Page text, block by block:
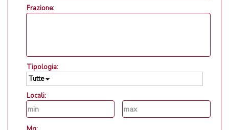
Frazione:
Tipologia:
Tutte
Locali: